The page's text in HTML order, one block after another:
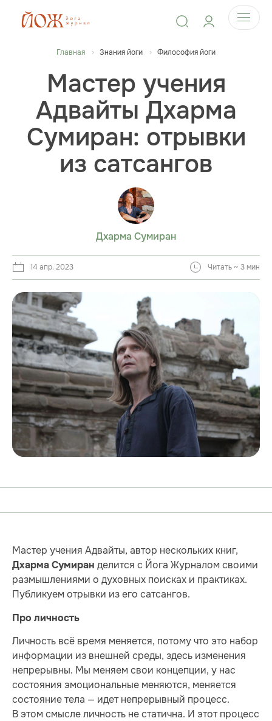
Главная Знания йоги Философия йоги
Мастер учения
Адвайты Дхарма
Сумиран: отрывки
из сатсангов
Дхарма Сумиран
14 апр. 2023 Читать ~ 3 мин
Мастер учения Адвайты, автор нескольких книг,
Дхарма Сумиран делится с Йога Журналом своими
размышлениями о духовных поисках и практиках.
Публикуем отрывки из его сатсангов.
Про личность
Личность всё время меняется, потому что это набор
информации из внешней среды, здесь изменения
непрерывны. Мы меняем свои концепции, у нас
состояния эмоциональные меняются, меняется
состояние тела — идет непрерывный процесс.
В этом смысле личность не статична. И этот процесс